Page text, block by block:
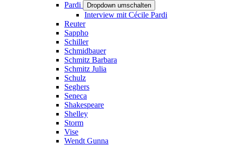
Pardi
Dropdown umschalten
Interview mit Cécile Pardi
Reuter
Sappho
Schiller
Schmidbauer
Schmitz Barbara
Schmitz Julia
Schulz
Seghers
Seneca
Shakespeare
Shelley
Storm
Vise
Wendt Gunna